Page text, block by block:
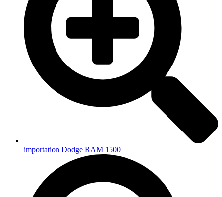
importation Dodge RAM 1500